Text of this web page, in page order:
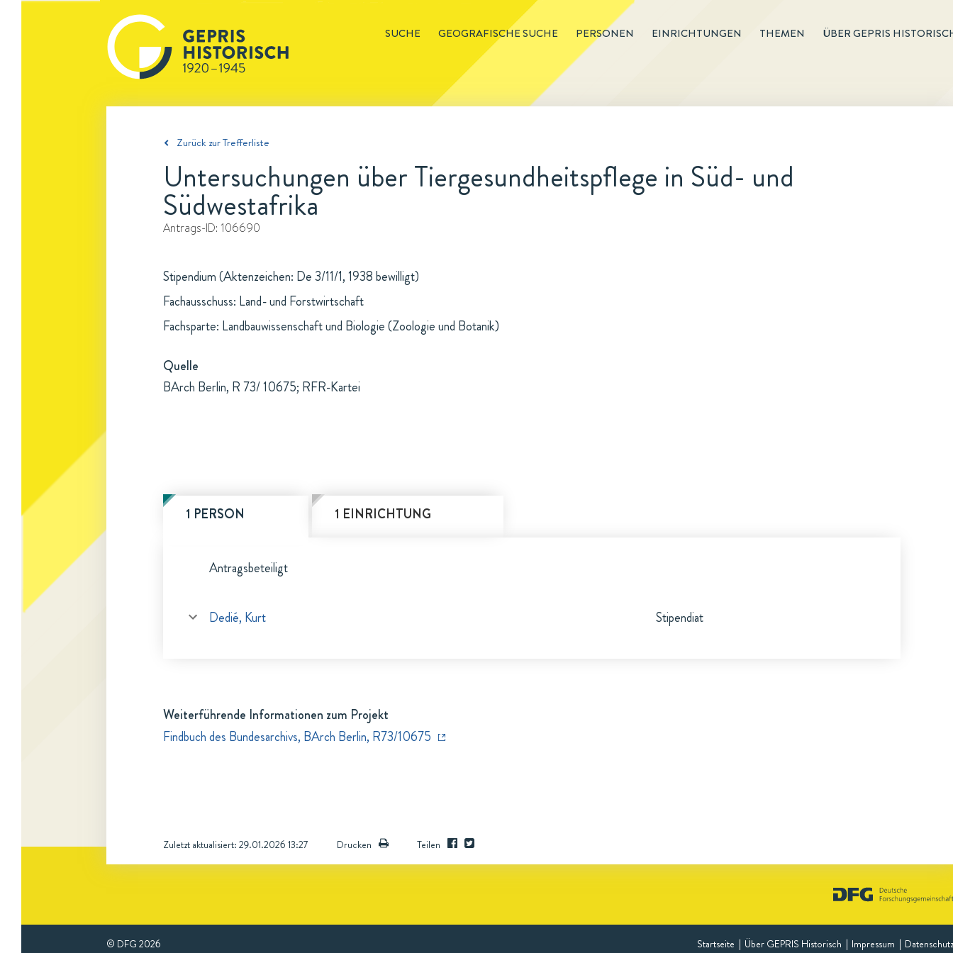
SUCHE GEOGRAFISCHE SUCHE PERSONEN EINRICHTUNGEN THEMEN ÜBER GEPRIS
Zurück zur Trefferliste
Untersuchungen über Tiergesundheitspflege in Süd- und
Südwestafrika
Antrags-ID: 106690
Stipendium (Aktenzeichen: De 3/11/1, 1938 bewilligt)
Fachausschuss: Land- und Forstwirtschaft
Fachsparte: Landbauwissenschaft und Biologie (Zoologie und Botanik)
Quelle
BArch Berlin, R 73/ 10675; RFR-Kartei
1 PERSON 1 EINRICHTUNG
Antragsbeteiligt
Dedié, Kurt Stipendiat
Weiterführende Informationen zum Projekt
Findbuch des Bundesarchivs, BArch Berlin, R73/10675
Zuletzt aktualisiert: 29.01.2026 13:27 Drucken Teilen
© DFG 2026 Startseite Über GEPRIS Historisch Impressum Datenschutz